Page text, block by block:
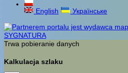
English
Українське
Trwa pobieranie danych
Kalkulacja szlaku